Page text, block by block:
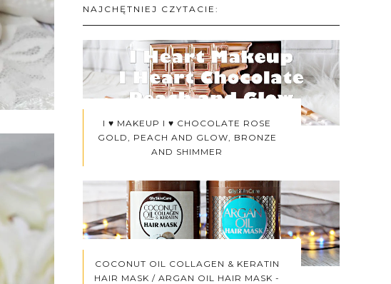
NAJCHĘTNIEJ CZYTACIE:
I ♥ MAKEUP I ♥ CHOCOLATE ROSE
GOLD, PEACH AND GLOW, BRONZE
AND SHIMMER
COCONUT OIL COLLAGEN & KERATIN
HAIR MASK / ARGAN OIL HAIR MASK -